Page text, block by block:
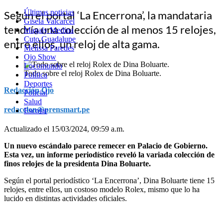
Últimas noticias
Gisela Valcarcel
Magaly Medina
Cuto Guadalupe
Melissa Paredes
Ojo Show
Locomundo
Política
Deportes
Policial
Salud
Escolar
Según el portal ‘La Encerrona’, la mandataria
tendría una colección de al menos 15 relojes,
entre ellos, un reloj de alta gama.
Todo sobre el reloj Rolex de Dina Boluarte.
Redacción Ojo
redaccion@prensmart.pe
Actualizado el 15/03/2024, 09:59 a.m.
Un nuevo escándalo parece remecer en Palacio de Gobierno.
Esta vez, un informe periodístico reveló la variada colección de
finos relojes de la presidenta Dina Boluarte.
Según el portal periodístico ‘La Encerrona’, Dina Boluarte tiene 15
relojes, entre ellos, un costoso modelo Rolex, mismo que lo ha
lucido en distintas actividades oficiales.